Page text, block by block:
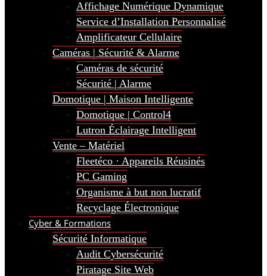
Affichage Numérique Dynamique
Service d’Installation Personnalisé
Amplificateur Cellulaire
Caméras | Sécurité & Alarme
Caméras de sécurité
Sécurité | Alarme
Domotique | Maison Intelligente
Domotique | Control4
Lutron Éclairage Intelligent
Vente – Matériel
Fleetéco · Appareils Réusinés
PC Gaming
Organisme à but non lucratif
Recyclage Électronique
Cyber & Formations
Sécurité Informatique
Audit Cybersécurité
Piratage Site Web